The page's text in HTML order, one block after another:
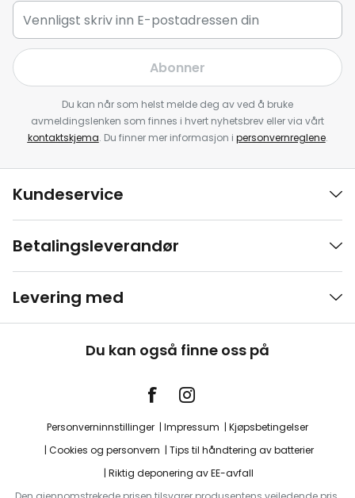
Abonner
Du kan når som helst melde deg av ved å bruke
avmeldingslenken som finnes i hvert nyhetsbrev eller via vårt
kontaktskjema. Du finner mer informasjon i personvernreglene.
Kundeservice
Betalingsleverandør
Levering med
Du kan også finne oss på
Personverninnstillinger Impressum
Kjøpsbetingelser
Cookies og personvern
Tips til håndtering av batterier
Riktig deponering av EE-avfall